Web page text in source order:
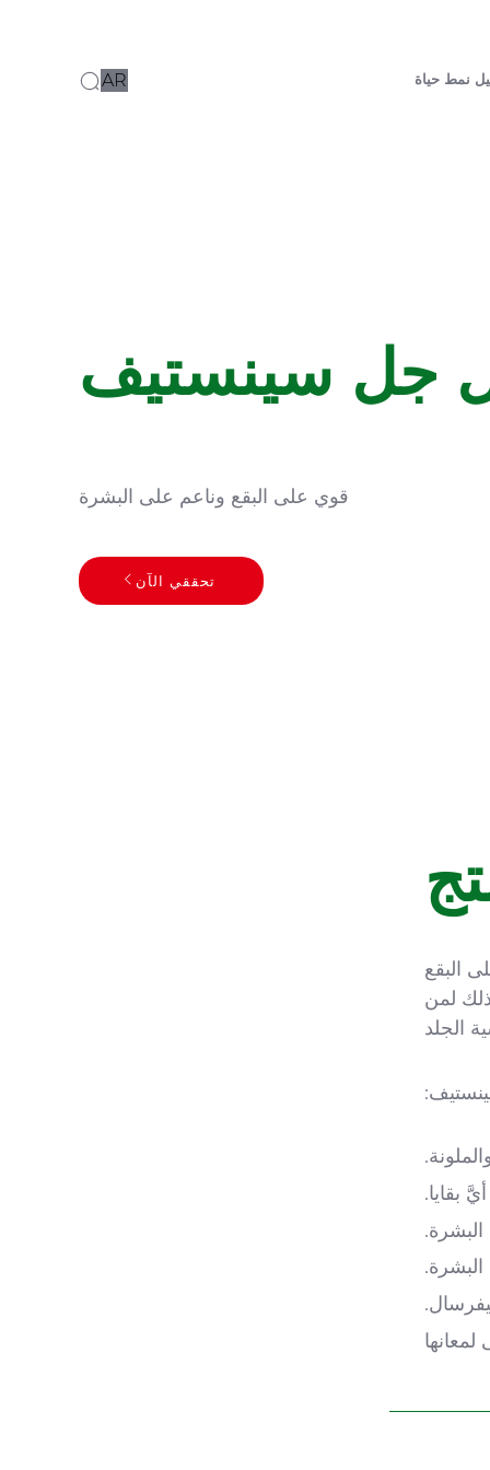
نمط حياة AR
جل سينستيف
قوي على البقع وناعم على البشرة
تحققي الآن
البقع
لمن
الجلد
بقايا.